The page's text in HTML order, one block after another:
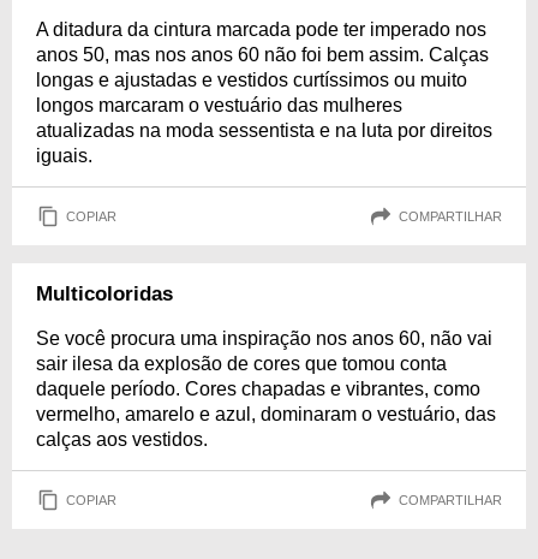
A ditadura da cintura marcada pode ter imperado nos
anos 50, mas nos anos 60 não foi bem assim. Calças
longas e ajustadas e vestidos curtíssimos ou muito
longos marcaram o vestuário das mulheres
atualizadas na moda sessentista e na luta por direitos
iguais.
COPIAR COMPARTILHAR
Multicoloridas
Se você procura uma inspiração nos anos 60, não vai
sair ilesa da explosão de cores que tomou conta
daquele período. Cores chapadas e vibrantes, como
vermelho, amarelo e azul, dominaram o vestuário, das
calças aos vestidos.
COPIAR COMPARTILHAR